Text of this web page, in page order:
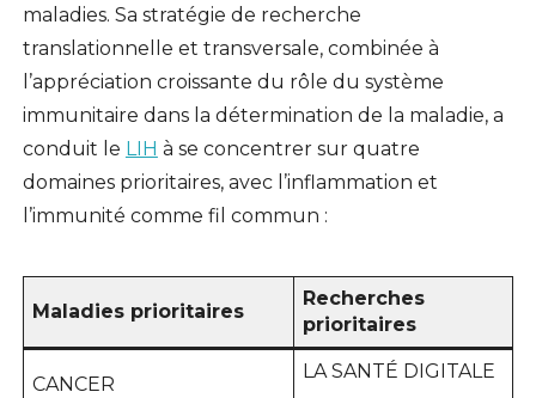
maladies. Sa stratégie de recherche
translationnelle et transversale, combinée à
l’appréciation croissante du rôle du système
immunitaire dans la détermination de la maladie, a
conduit le LIH à se concentrer sur quatre
domaines prioritaires, avec l’inflammation et
l’immunité comme fil commun :
Maladies prioritaires
Recherches
prioritaires
CANCER
LA SANTÉ DIGITALE